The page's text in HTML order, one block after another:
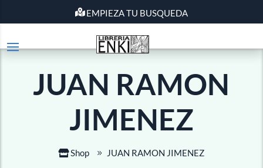
EMPIEZA TU BUSQUEDA
JUAN RAMON
JIMENEZ
Shop JUAN RAMON JIMENEZ